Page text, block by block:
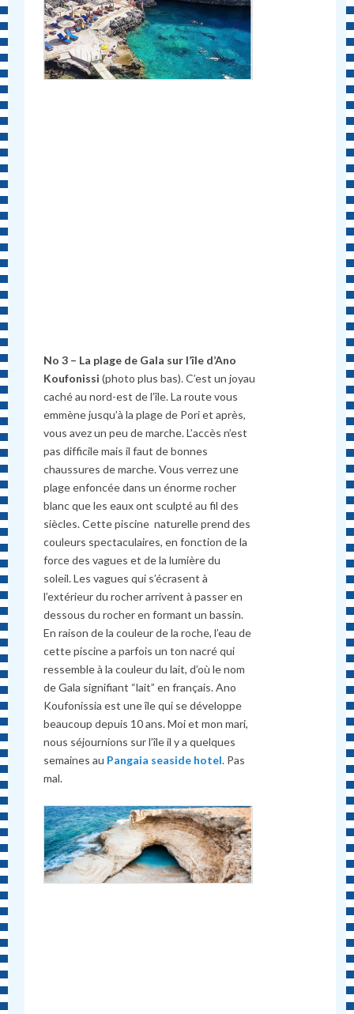
No 3 – La plage de Gala sur l’île d’Ano
Koufonissi (photo plus bas). C’est un joyau
caché au nord-est de l’île. La route vous
emmène jusqu’à la plage de Pori et après,
vous avez un peu de marche. L’accès n’est
pas difficile mais il faut de bonnes
chaussures de marche. Vous verrez une
plage enfoncée dans un énorme rocher
blanc que les eaux ont sculpté au fil des
siècles. Cette piscine naturelle prend des
couleurs spectaculaires, en fonction de la
force des vagues et de la lumière du
soleil. Les vagues qui s’écrasent à
l’extérieur du rocher arrivent à passer en
dessous du rocher en formant un bassin.
En raison de la couleur de la roche, l’eau de
cette piscine a parfois un ton nacré qui
ressemble à la couleur du lait, d’où le nom
de Gala signifiant “lait” en français. Ano
Koufonissia est une île qui se développe
beaucoup depuis 10 ans. Moi et mon mari,
nous séjournions sur l’île il y a quelques
semaines au Pangaia seaside hotel. Pas
mal.